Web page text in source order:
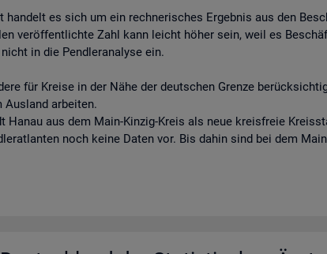
es sich um ein rechnerisches Ergebnis aus den
veröffentlichte Zahl kann leicht höher sein, weil es
in die Pendleranalyse ein.
für Kreise in der Nähe der deutschen Grenze
arbeiten.
Hanau aus dem Main-Kinzig-Kreis als neue kreisfreie
noch keine Daten vor. Bis dahin sind bei dem